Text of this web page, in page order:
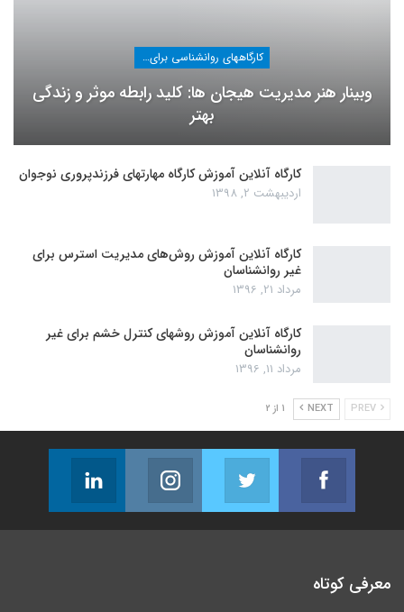
کارگاههای روانشناسی برای عموم
وبینار هنر مدیریت هیجان ها: کلید رابطه موثر و زندگی
بهتر
کارگاه آنلاین آموزش کارگاه مهارتهای فرزندپروری نوجوان
اردیبهشت 2, 1398
کارگاه آنلاین آموزش روش‌های مدیریت استرس برای
غیر روانشناسان
مرداد 21, 1396
کارگاه آنلاین آموزش روشهای کنترل خشم برای غیر
روانشناسان
مرداد 11, 1396
NEXT 1 از 2
Facebook
Join us on Facebook
Twitter
Join us on Twitter
Instagram
Join us on Instagram
معرفی کوتاه